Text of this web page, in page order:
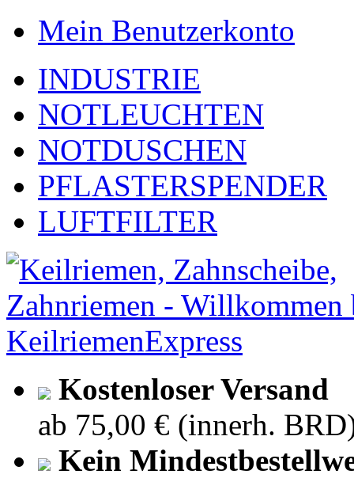
Mein Benutzerkonto
INDUSTRIE
NOTLEUCHTEN
NOTDUSCHEN
PFLASTERSPENDER
LUFTFILTER
Kostenloser Versand
ab 75,00 € (innerh.
Kein